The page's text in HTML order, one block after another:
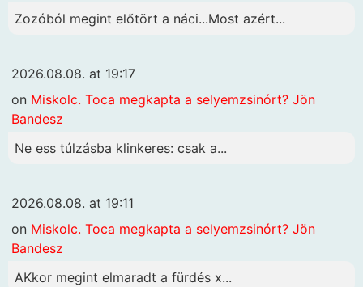
Zozóból megint előtört a náci...Most azért...
2026.08.08. at 19:17
on Miskolc. Toca megkapta a selyemzsinórt? Jön
Bandesz
Ne ess túlzásba klinkeres: csak a...
2026.08.08. at 19:11
on Miskolc. Toca megkapta a selyemzsinórt? Jön
Bandesz
AKkor megint elmaradt a fürdés x...